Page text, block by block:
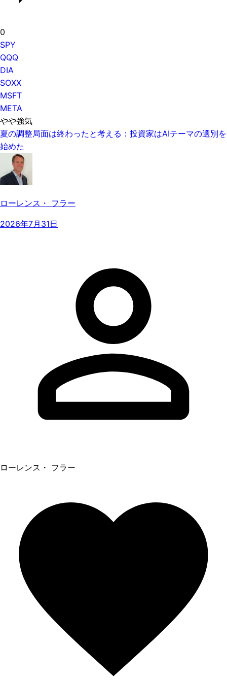
0
SPY
QQQ
DIA
SOXX
MSFT
META
やや強気
夏の調整局面は終わったと考える：投資家はAIテーマの選別を
始めた
ローレンス・ フラー
2026年7月31日
ローレンス・ フラー